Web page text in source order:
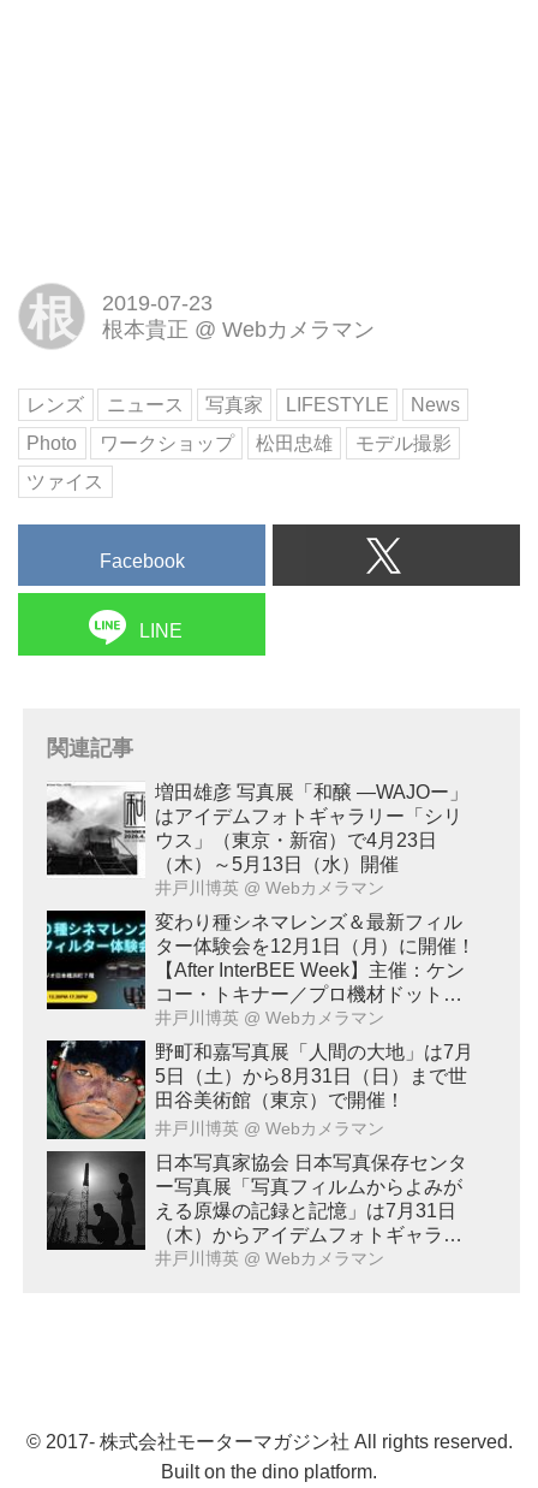
根
2019-07-23
根本貴正 @ Webカメラマン
レンズ ニュース 写真家 LIFESTYLE
News
Photo
ワークショップ 松田忠雄
モデル撮影
ツァイス
Facebook
LINE
関連記事
増田雄彦 写真展「和醸 ―WAJOー」
はアイデムフォトギャラリー「シリ
ウス」（東京・新宿）で4月23日
（木）～5月13日（水）開催
井戸川博英 @ Webカメラマン
変わり種シネマレンズ＆最新フィル
ター体験会を12月1日（月）に開催！
【After InterBEE Week】主催：ケン
コー・トキナー／プロ機材ドットコ
ム
井戸川博英 @ Webカメラマン
野町和嘉写真展「人間の大地」は7月
5日（土）から8月31日（日）まで世
田谷美術館（東京）で開催！
井戸川博英 @ Webカメラマン
日本写真家協会 日本写真保存センタ
ー写真展「写真フィルムからよみが
える原爆の記録と記憶」は7月31日
（木）からアイデムフォトギャラリ
ー「シリウス」（東京・新宿）で開
井戸川博英 @ Webカメラマン
© 2017- 株式会社モーターマガジン社 All rights reserved.
Built on the dino platform.